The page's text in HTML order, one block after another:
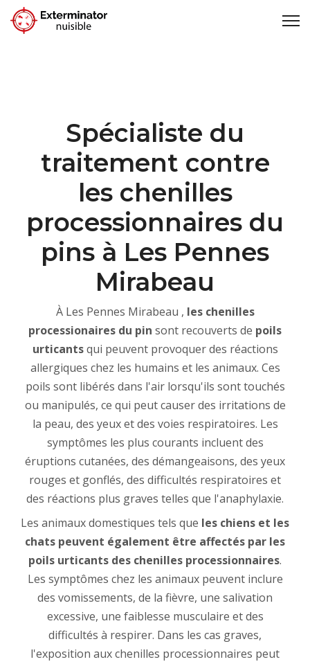
Spécialiste du
traitement contre
les chenilles
processionnaires du
pins à Les Pennes
Mirabeau
À Les Pennes Mirabeau , les chenilles
processionaires du pin sont recouverts de poils
urticantsqui peuvent provoquer des réactions
allergiques chez les humains et les animaux. Ces
poils sont libérés dans l'air lorsqu'ils sont touchés
ou manipulés, ce qui peut causer des irritations de
la peau, des yeux et des voies respiratoires. Les
symptômes les plus courants incluent des
éruptions cutanées, des démangeaisons, des yeux
rouges et gonflés, des difficultés respiratoires et
des réactions plus graves telles que l'anaphylaxie.
Les animaux domestiques tels que les chiens et les
chats peuvent également être affectés par les
poils urticants des chenilles processionnaires.
Les symptômes chez les animaux peuvent inclure
des vomissements, de la fièvre, une salivation
excessive, une faiblesse musculaire et des
difficultés à respirer. Dans les cas graves,
l'exposition aux chenilles processionnaires peut